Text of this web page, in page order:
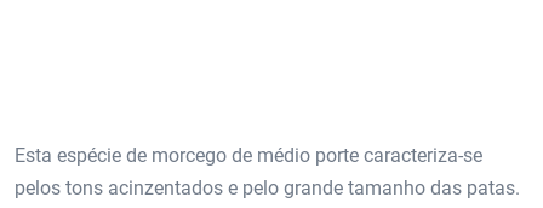
Esta espécie de morcego de médio porte caracteriza-se
pelos tons acinzentados e pelo grande tamanho das patas.